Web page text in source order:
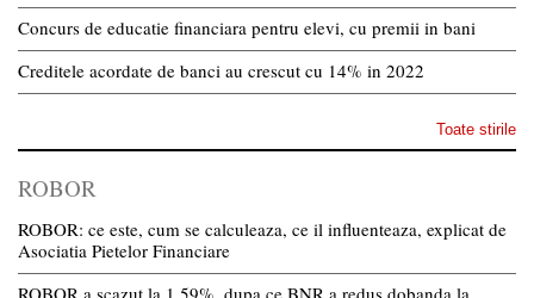
Concurs de educatie financiara pentru elevi, cu premii in bani
Creditele acordate de banci au crescut cu 14% in 2022
Toate stirile
ROBOR
ROBOR: ce este, cum se calculeaza, ce il influenteaza, explicat de
Asociatia Pietelor Financiare
ROBOR a scazut la 1,59%, dupa ce BNR a redus dobanda la